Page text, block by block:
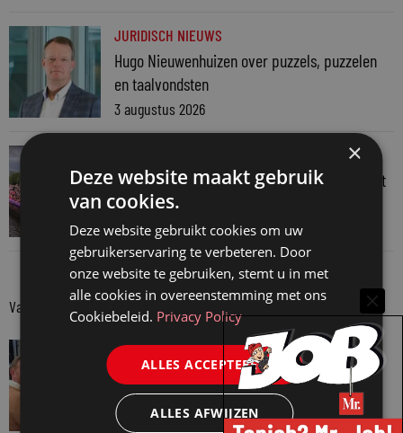
JURIDISCH NIEUWS
Hugo Nieuwenhuizen over puzzels, puzzelen
en taalvondsten
3 augustus 2026
Regenboognetwerk van de Rechtspraak vaart
mee met botenparade Pride
3 augustus 2026
Van onze kennispartners
VAN ONZE KENNISPARTNERS
Martin Woodward: waarom geen enkel
advocatenkantoor hetzelfde kan blijven
4 augustus 2026
×
Deze website maakt gebruik
van cookies.
Deze website gebruikt cookies om uw
gebruikerservaring te verbeteren. Door
onze website te gebruiken, stemt u in met
alle cookies in overeenstemming met ons
Cookiebeleid. Privacy Policy
ALLES ACCEPTEREN
ALLES AFWIJZEN